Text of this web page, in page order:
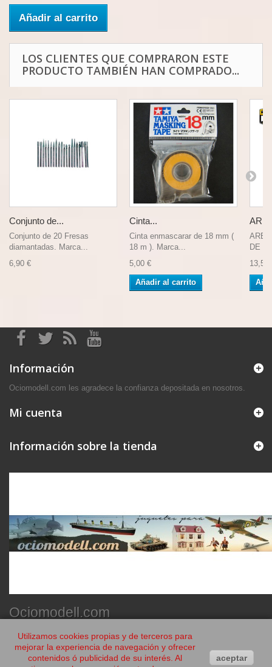
Añadir al carrito
LOS CLIENTES QUE COMPRARON ESTE
PRODUCTO TAMBIÉN HAN COMPRADO...
Conjunto de...
Conjunto de 20 Fresas
diamantadas. Marca...
6,90 €
Cinta...
Cinta enmascarar de 18 mm (
18 m ). Marca...
5,00 €
Añadir al carrito
DE
13,50
Información
Ociomodell.com les agradece la confianza depositada en nosotros.
Mi cuenta
Información sobre la tienda
Ociomodell.com
Utilizamos cookies propias y de terceros para
mejorar la experiencia de navegación y ofrecer
contenidos ó publicidad de su interés. Al
aceptar